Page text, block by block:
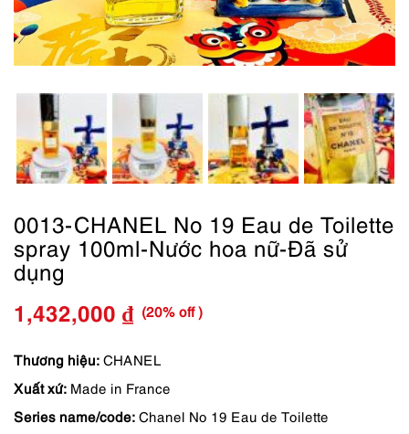
0013-CHANEL No 19 Eau de Toilette
spray 100ml-Nước hoa nữ-Đã sử
dụng
Giá
gốc
là:
1,790,000 ₫.
1,432,000 ₫
Giá
hiện
tại
là:
(20% off )
Thương hiệu: CHANEL
Xuất xứ: Made in France
Series name/code: Chanel No 19 Eau de Toilette